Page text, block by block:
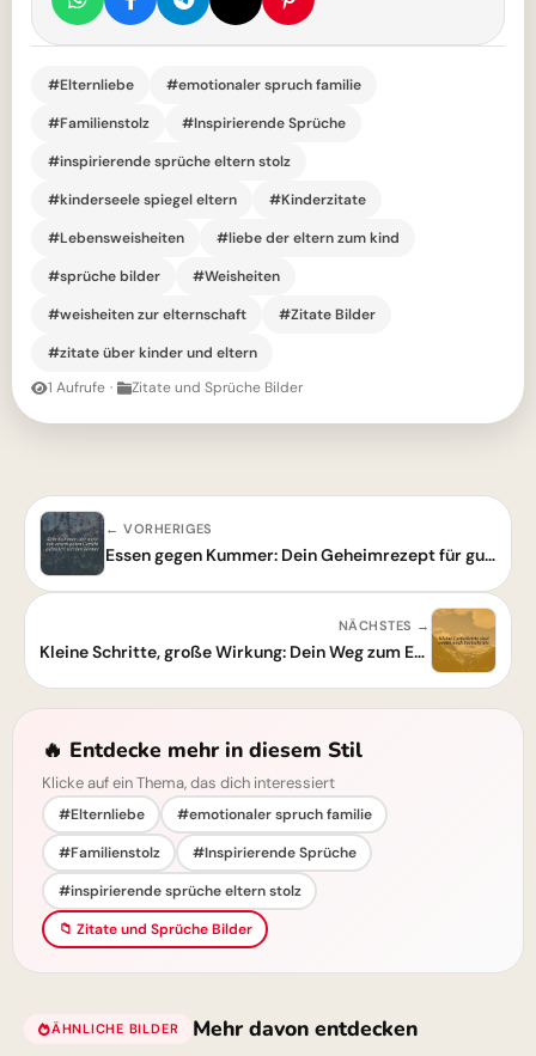
#Elternliebe
#emotionaler spruch familie
#Familienstolz
#Inspirierende Sprüche
#inspirierende sprüche eltern stolz
#kinderseele spiegel eltern
#Kinderzitate
#Lebensweisheiten
#liebe der eltern zum kind
#sprüche bilder
#Weisheiten
#weisheiten zur elternschaft
#Zitate Bilder
#zitate über kinder und eltern
1 Aufrufe · Zitate und Sprüche Bilder
← VORHERIGES
Essen gegen Kummer: Dein Geheimrezept für gute Laune!
NÄCHSTES →
Kleine Schritte, große Wirkung: Dein Weg zum Erfolg beginnt heute!
🔥 Entdecke mehr in diesem Stil
Klicke auf ein Thema, das dich interessiert
#Elternliebe
#emotionaler spruch familie
#Familienstolz
#Inspirierende Sprüche
#inspirierende sprüche eltern stolz
📁 Zitate und Sprüche Bilder
ÄHNLICHE BILDER Mehr davon entdecken